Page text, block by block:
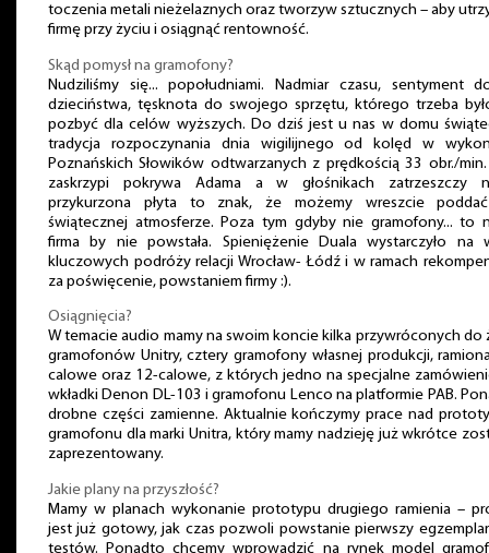
toczenia metali nieżelaznych oraz tworzyw sztucznych – aby
firmę przy życiu i osiągnąć rentowność.
Skąd pomysł na gramofony?
Nudziliśmy się... popołudniami. Nadmiar czasu, sentyment
dzieciństwa, tęsknota do swojego sprzętu, którego trzeba
pozbyć dla celów wyższych. Do dziś jest u nas w domu
tradycja rozpoczynania dnia wigilijnego od kolęd w
Poznańskich Słowików odtwarzanych z prędkością 33 obr./
zaskrzypi pokrywa Adama a w głośnikach zatrzeszczy
przykurzona płyta to znak, że możemy wreszcie
świątecznej atmosferze. Poza tym gdyby nie gramofony... to
firma by nie powstała. Spieniężenie Duala wystarczyło na
kluczowych podróży relacji Wrocław- Łódź i w ramach
za poświęcenie, powstaniem firmy :).
Osiągnięcia?
W temacie audio mamy na swoim koncie kilka przywróconych do
gramofonów Unitry, cztery gramofony własnej produkcji,
calowe oraz 12-calowe, z których jedno na specjalne
wkładki Denon DL-103 i gramofonu Lenco na platformie PAB.
drobne części zamienne. Aktualnie kończymy prace nad
gramofonu dla marki Unitra, który mamy nadzieję już wkrótce
zaprezentowany.
Jakie plany na przyszłość?
Mamy w planach wykonanie prototypu drugiego ramienia –
jest już gotowy, jak czas pozwoli powstanie pierwszy
testów. Ponadto chcemy wprowadzić na rynek model